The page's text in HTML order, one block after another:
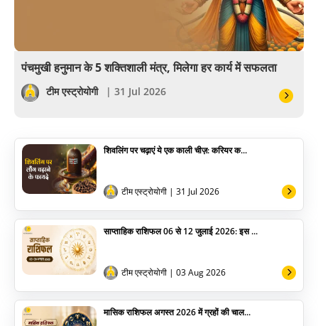
सेलिब्रिटी
योग
अन्य
पंचमुखी हनुमान के 5 शक्तिशाली मंत्र, मिलेगा हर कार्य में सफलता
टीम एस्ट्रोयोगी | 31 Jul 2026
शिवलिंग पर चढ़ाएं ये एक काली चीज़: करियर क...
टीम एस्ट्रोयोगी | 31 Jul 2026
साप्ताहिक राशिफल 06 से 12 जुलाई 2026: इस ...
टीम एस्ट्रोयोगी | 03 Aug 2026
मासिक राशिफल अगस्त 2026 में ग्रहों की चाल...